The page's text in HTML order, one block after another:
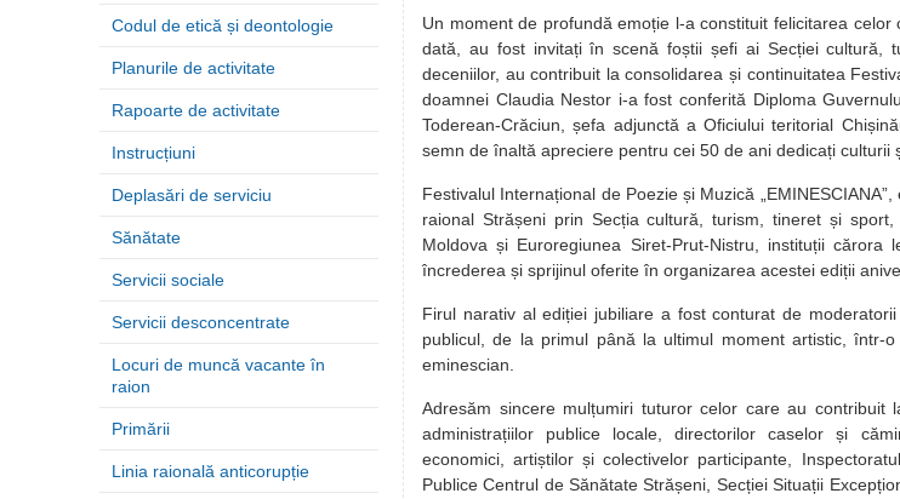
Codul de etică și deontologie
Planurile de activitate
Rapoarte de activitate
Instrucțiuni
Deplasări de serviciu
Sănătate
Servicii sociale
Servicii desconcentrate
Locuri de muncă vacante în
raion
Primării
Linia raională anticorupție
Un moment de profundă emoție l-a constituit felicitarea
dată, au fost invitați în scenă foștii șefi ai Secției cultură,
deceniilor, au contribuit la consolidarea și continuitatea
doamnei Claudia Nestor i-a fost conferită Diploma
Toderean-Crăciun, șefa adjunctă a Oficiului teritorial
semn de înaltă apreciere pentru cei 50 de ani dedicați culturii
Festivalul Internațional de Poezie și Muzică
raional Strășeni prin Secția cultură, turism, tineret și
Moldova și Euroregiunea Siret-Prut-Nistru, instituții
încrederea și sprijinul oferite în organizarea acestei ediții
Firul narativ al ediției jubiliare a fost conturat de
publicul, de la primul până la ultimul moment artistic, într-
eminescian.
Adresăm sincere mulțumiri tuturor celor care au contribuit
administrațiilor publice locale, directorilor caselor și
economici, artiștilor și colectivelor participante,
Publice Centrul de Sănătate Strășeni, Secției Situații